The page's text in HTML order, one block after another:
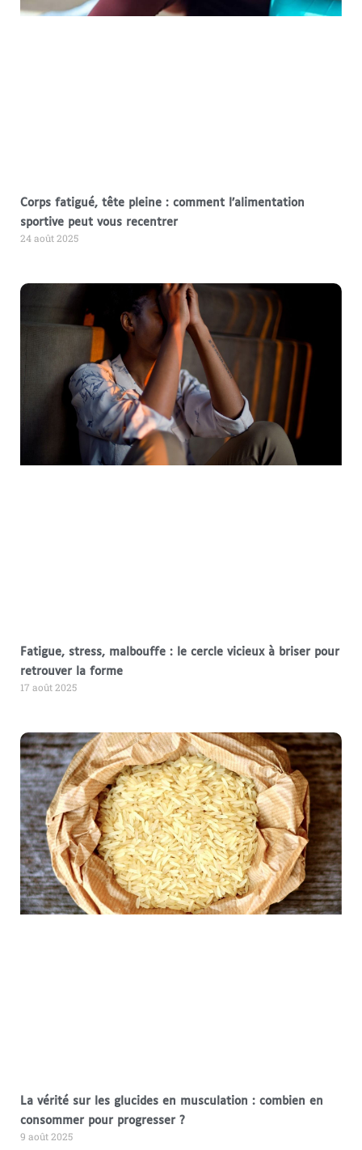
Corps fatigué, tête pleine : comment l’alimentation
sportive peut vous recentrer
24 août 2025
Fatigue, stress, malbouffe : le cercle vicieux à briser pour
retrouver la forme
17 août 2025
La vérité sur les glucides en musculation : combien en
consommer pour progresser ?
9 août 2025